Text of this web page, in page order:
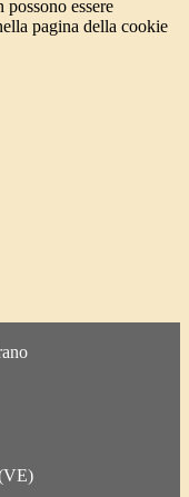
essere
pagina della cookie